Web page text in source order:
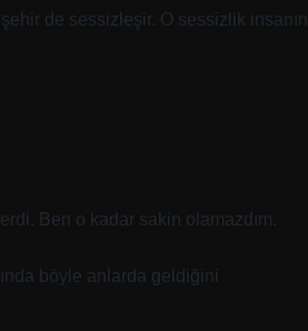
de sessizleşir. O sessizlik insanın
Ben o kadar sakin olamazdım.
böyle anlarda geldiğini